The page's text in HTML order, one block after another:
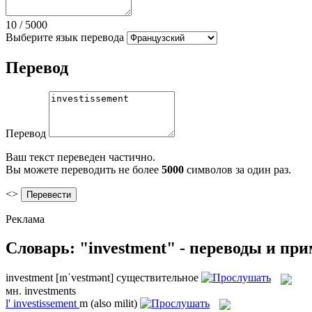
10 / 5000
Выберите язык перевода
Перевод
Перевод
Ваш текст переведен частично.
Вы можете переводить не более 5000 символов за один раз.
<>
Реклама
Словарь: "investment" - переводы и
investment [ɪnˈvestmənt] существительное
мн. investments
l' investissement m (also milit)